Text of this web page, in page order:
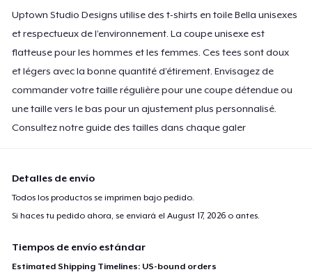
Uptown Studio Designs utilise des t-shirts en toile Bella unisexes
et respectueux de l’environnement. La coupe unisexe est
flatteuse pour les hommes et les femmes. Ces tees sont doux
et légers avec la bonne quantité d’étirement. Envisagez de
commander votre taille régulière pour une coupe détendue ou
une taille vers le bas pour un ajustement plus personnalisé.
Consultez notre guide des tailles dans chaque galer
Detalles de envío
Todos los productos se imprimen bajo pedido.
Si haces tu pedido ahora, se enviará elAugust 17, 2026 o antes.
Tiempos de envío estándar
Estimated Shipping Timelines: US-bound orders
49,99 US$